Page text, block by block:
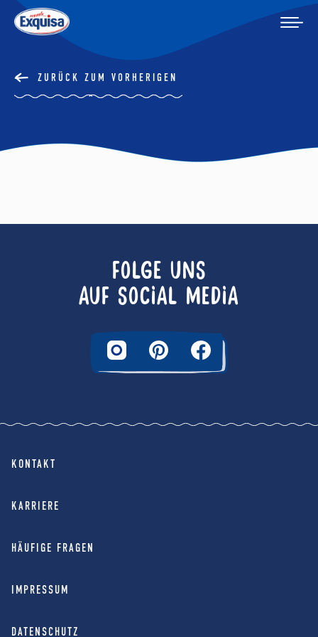
ZURÜCK ZUM VORHERIGEN
FOLGE UNS
AUF SOCIAL MEDIA
KONTAKT
KARRIERE
HÄUFIGE FRAGEN
IMPRESSUM
DATENSCHUTZ